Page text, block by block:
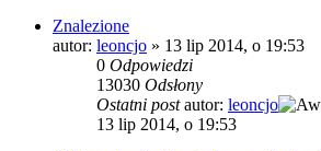
Znalezione
autor: leoncjo » 13 lip 2014, o 19:53
0 Odpowiedzi
13030 Odsłony
Ostatni postautor: leoncjo
13 lip 2014, o 19:53